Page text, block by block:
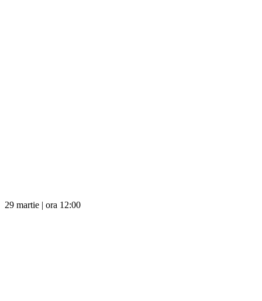
29 martie | ora 12:00